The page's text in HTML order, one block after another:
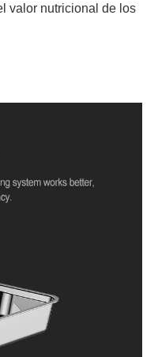
valor nutricional de los